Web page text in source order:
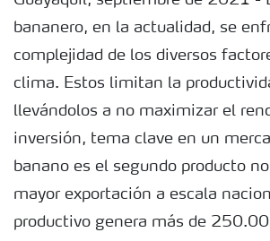
bananero, en la actualidad, se
complejidad de los diversos
clima. Estos limitan la
llevándolos a no maximizar el
inversión, tema clave en un
banano es el segundo producto
mayor exportación a escala
productivo genera más de